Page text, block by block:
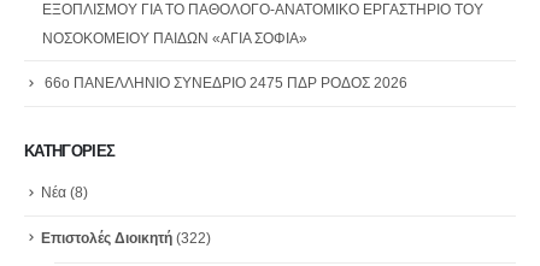
ΕΞΟΠΛΙΣΜΟΥ ΓΙΑ ΤΟ ΠΑΘΟΛΟΓΟ-ΑΝΑΤΟΜΙΚΟ ΕΡΓΑΣΤΗΡΙΟ ΤΟΥ
ΝΟΣΟΚΟΜΕΙΟΥ ΠΑΙΔΩΝ «ΑΓΙΑ ΣΟΦΙΑ»
66ο ΠΑΝΕΛΛΗΝΙΟ ΣΥΝΕΔΡΙΟ 2475 ΠΔΡ ΡΟΔΟΣ 2026
ΚΑΤΗΓΟΡΙΕΣ
Νέα (8)
Επιστολές Διοικητή (322)